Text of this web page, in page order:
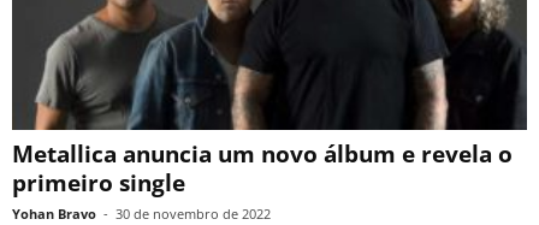
Metallica anuncia um novo álbum e revela o
primeiro single
Yohan Bravo - 30 de novembro de 2022